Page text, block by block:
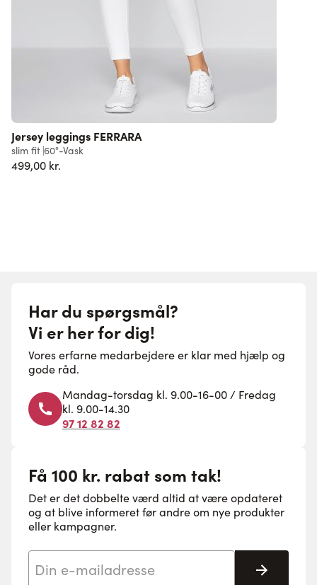
Jersey leggings FERRARA
slim fit 60°-Vask
499,00 kr.
Har du spørgsmål?
Vi er her for dig!
Vores erfarne medarbejdere er klar med hjælp og
gode råd.
Mandag-torsdag kl. 9.00-16-00 / Fredag
kl. 9.00-14.30
97 12 82 82
Få 100 kr. rabat som tak!
Det er det dobbelte værd altid at være opdateret
og at blive informeret før andre om nye produkter
eller kampagner.
Tilmeld